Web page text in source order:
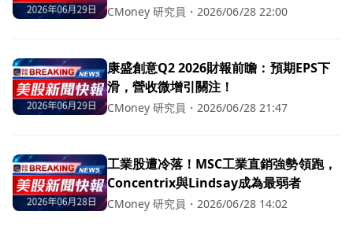
CMoney 研究員 ・ 2026/06/28 22:00
康盛創意Q2 2026財報前瞻：預期EPS下
滑，營收微增引關注！
CMoney 研究員 ・ 2026/06/28 21:47
工業股遭冷落！MSC工業直銷強勢領跑，
Concentrix與Lindsay成為最弱者
CMoney 研究員 ・ 2026/06/28 14:02